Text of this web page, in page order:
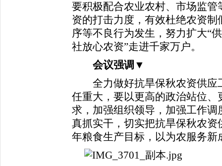
要积极配合农业农村、市场监
资的打击力度，有效杜绝农资
序等不良行为发生，努力扩大“
社放心农资”走进千家万户。
会议强调 ▼
全力做好抗旱保秋农资供应
任重大，要以更高的政治站位
求，加强组织领导，加强工作
真抓实干，切实把抗旱保秋农
年粮食生产目标，以为农服务